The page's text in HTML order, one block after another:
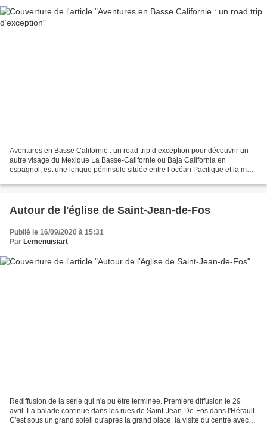
Aventures en Basse Californie : un road trip d’exception pour découvrir un
autre visage du Mexique La Basse-Californie ou Baja California en
espagnol, est une longue péninsule située entre l’océan Pacifique et la mer
Autour de l'église de Saint-Jean-de-Fos
Publié le 16/09/2020 à 15:31
Par Lemenuisiart
Rediffusion de la série qui n'a pu être terminée. Première diffusion le 29
avril. La balade continue dans les rues de Saint-Jean-De-Fos dans l'Hérault
C'est sous un grand soleil qu'après la grand place, la visite du centre avec